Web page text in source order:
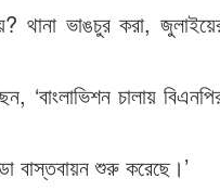
থানা ভাঙচুর করা,
চালায়
বাস্তবায়ন শুরু করেছে।’